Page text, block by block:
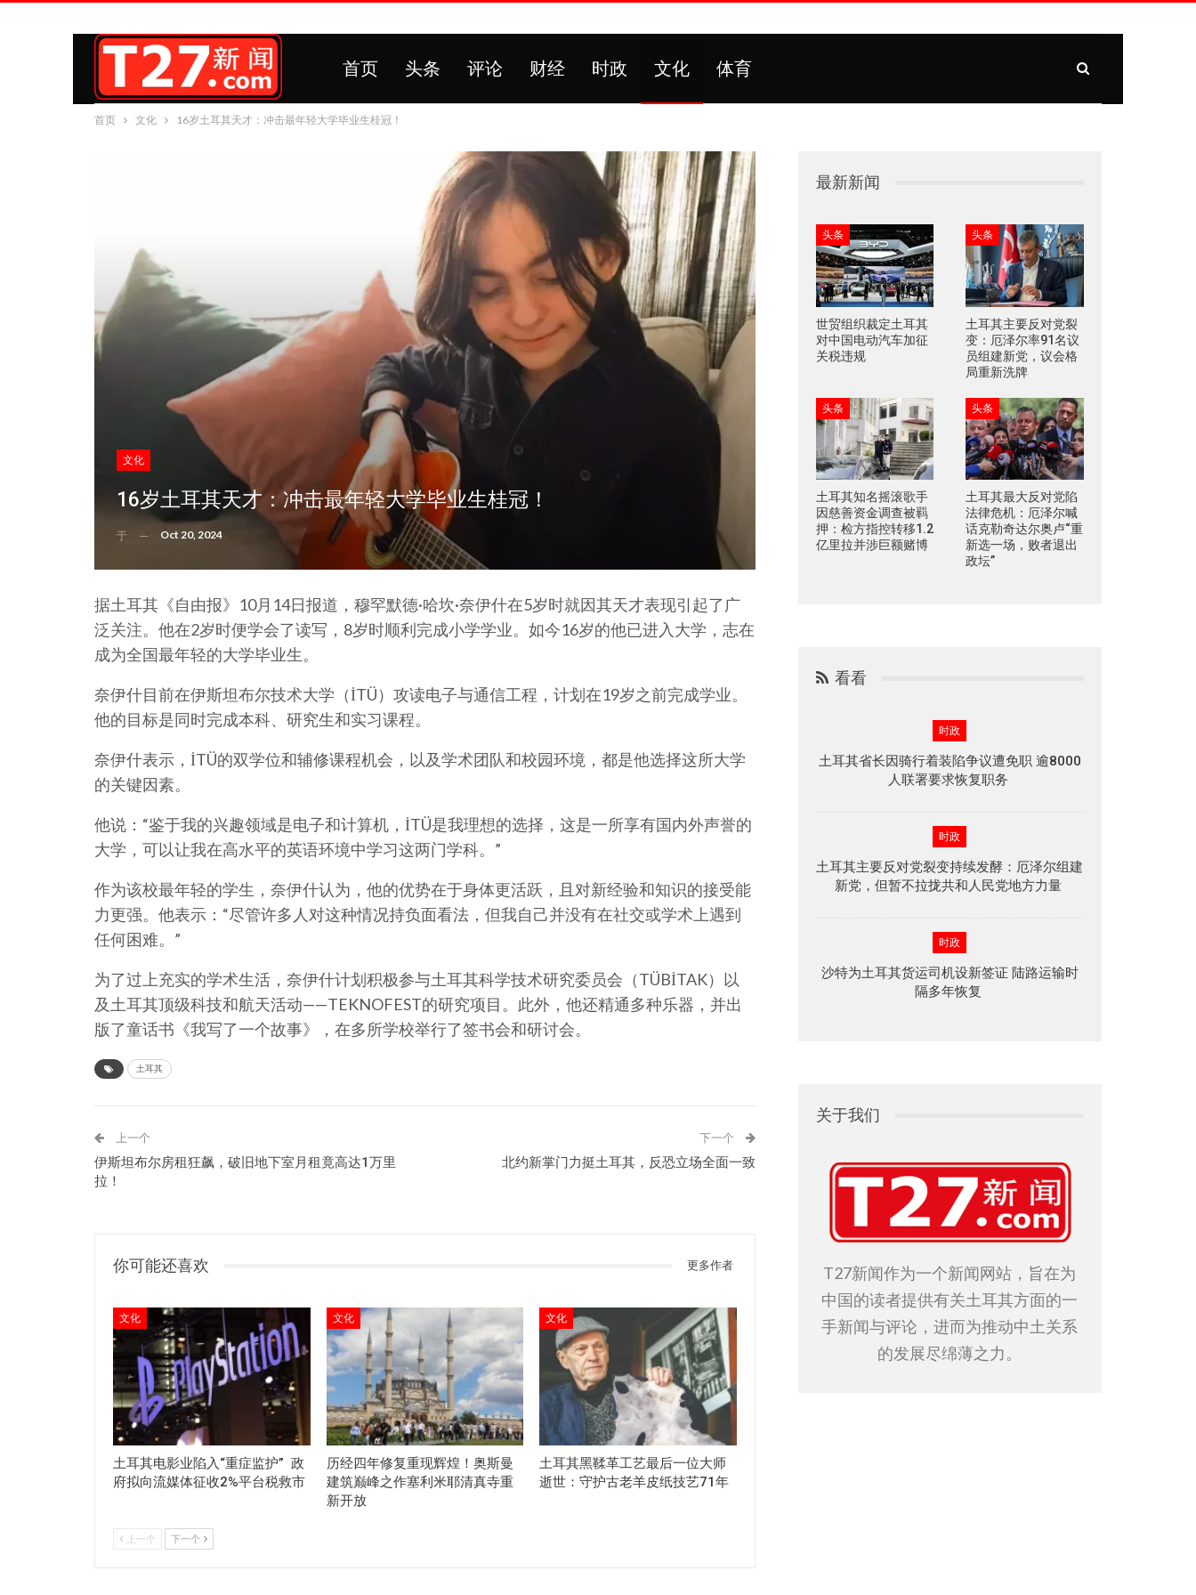
首页 头条 评论 财经 时政 文化 体育
首页 文化 16岁土耳其天才：冲击最年轻大学毕业生桂冠！
文化
16岁土耳其天才：冲击最年轻大学毕业生桂冠！
于 Oct 20, 2024
据土耳其《自由报》10月14日报道，穆罕默德·哈坎·奈伊什在5岁时就因其天才表现引起了广
泛关注。他在2岁时便学会了读写，8岁时顺利完成小学学业。如今16岁的他已进入大学，志在
成为全国最年轻的大学毕业生。
奈伊什目前在伊斯坦布尔技术大学（İTÜ）攻读电子与通信工程，计划在19岁之前完成学业。
他的目标是同时完成本科、研究生和实习课程。
奈伊什表示，İTÜ的双学位和辅修课程机会，以及学术团队和校园环境，都是他选择这所大学
的关键因素。
他说：“鉴于我的兴趣领域是电子和计算机，İTÜ是我理想的选择，这是一所享有国内外声誉的
大学，可以让我在高水平的英语环境中学习这两门学科。”
作为该校最年轻的学生，奈伊什认为，他的优势在于身体更活跃，且对新经验和知识的接受能
力更强。他表示：“尽管许多人对这种情况持负面看法，但我自己并没有在社交或学术上遇到
任何困难。”
为了过上充实的学术生活，奈伊什计划积极参与土耳其科学技术研究委员会（TÜBİTAK）以
及土耳其顶级科技和航天活动——TEKNOFEST的研究项目。此外，他还精通多种乐器，并出
版了童话书《我写了一个故事》，在多所学校举行了签书会和研讨会。
土耳其
上一个
伊斯坦布尔房租狂飙，破旧地下室月租竟高达1万里
拉！
下一个
北约新掌门力挺土耳其，反恐立场全面一致
你可能还喜欢 更多作者
文化
土耳其电影业陷入“重症监护” 政
府拟向流媒体征收2%平台税救市
文化
历经四年修复重现辉煌！奥斯曼
建筑巅峰之作塞利米耶清真寺重
新开放
文化
土耳其黑鞣革工艺最后一位大师
逝世：守护古老羊皮纸技艺71年
上一个 下一个
最新新闻
头条
世贸组织裁定土耳其
对中国电动汽车加征
关税违规
头条
土耳其主要反对党裂
变：厄泽尔率91名议
员组建新党，议会格
局重新洗牌
头条
土耳其知名摇滚歌手
因慈善资金调查被羁
押：检方指控转移1.2
亿里拉并涉巨额赌博
头条
土耳其最大反对党陷
法律危机：厄泽尔喊
话克勒奇达尔奥卢“重
新选一场，败者退出
政坛”
看看
时政
土耳其省长因骑行着装陷争议遭免职 逾8000
人联署要求恢复职务
时政
土耳其主要反对党裂变持续发酵：厄泽尔组建
新党，但暂不拉拢共和人民党地方力量
时政
沙特为土耳其货运司机设新签证 陆路运输时
隔多年恢复
关于我们
T27新闻作为一个新闻网站，旨在为
中国的读者提供有关土耳其方面的一
手新闻与评论，进而为推动中土关系
的发展尽绵薄之力。